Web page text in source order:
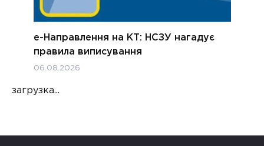
е-Направлення на КТ: НСЗУ нагадує
правила виписування
06.08.2026
загрузка...